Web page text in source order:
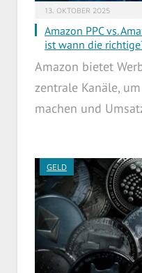
13. OKTOBER 2025
Amazon PPC vs.
ist wann die
Amazon bietet
zentrale Kanäle,
machen und
GELD